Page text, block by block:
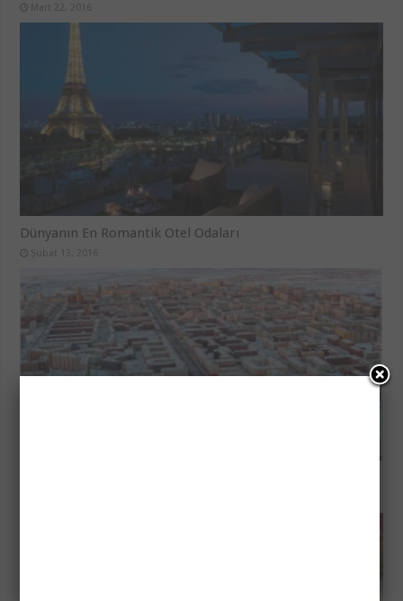
Mart 22, 2016
Dünyanın En Romantik Otel Odaları
Şubat 13, 2016